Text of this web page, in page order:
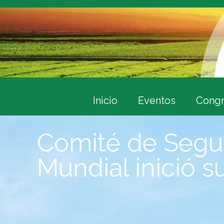
Inicio Eventos
Comité de
Mundial inició